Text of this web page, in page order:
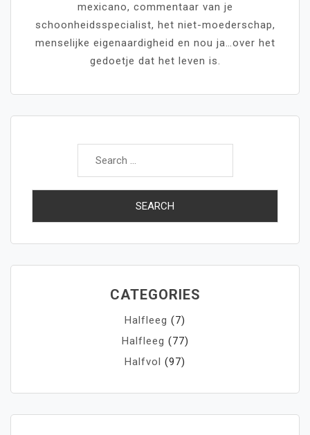
mexicano, commentaar van je
schoonheidsspecialist, het niet-moederschap,
menselijke eigenaardigheid en nou ja…over het
gedoetje dat het leven is.
Search
CATEGORIES
Halfleeg (7)
Halfleeg (77)
Halfvol (97)